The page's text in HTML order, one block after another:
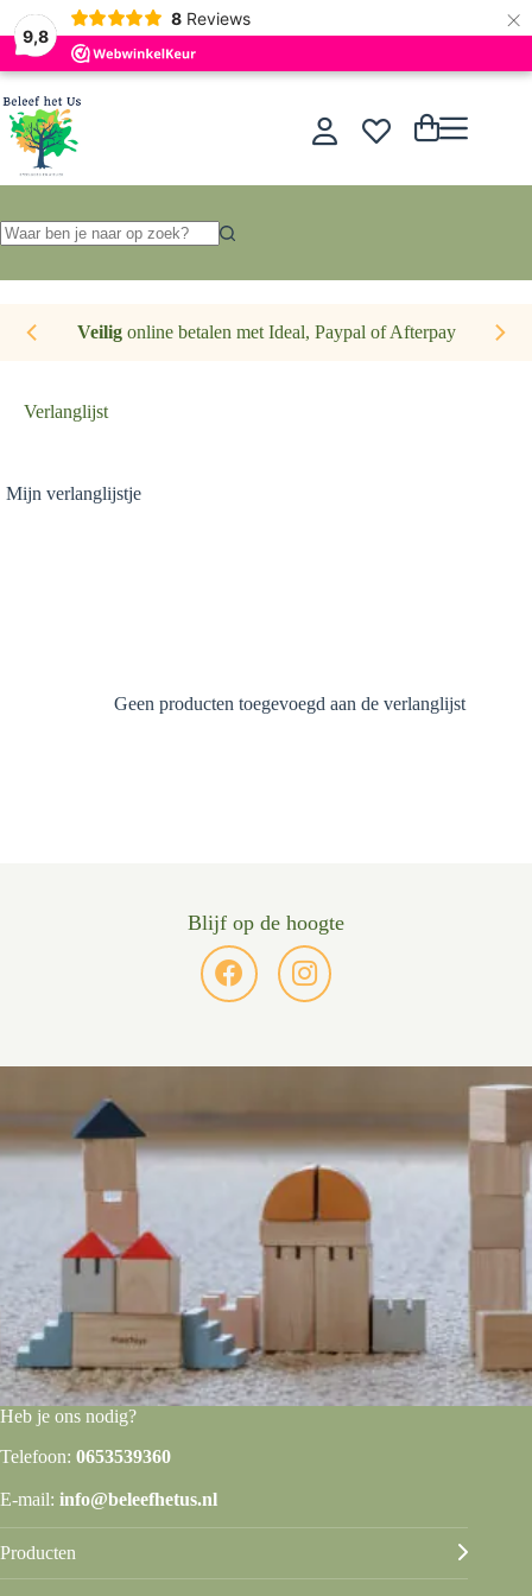
9,8
8 Reviews ×
Ga
naar
de
inhoud
Winkelwagen
resultaten
Veiligonline betalen met Ideal, Paypal of Afterpay
Verlanglijst
Mijn verlanglijstje
Geen producten toegevoegd aan de verlanglijst
Blijf op de hoogte
Heb je ons nodig?
Telefoon: 0653539360
E-mail: info@beleefhetus.nl
Producten